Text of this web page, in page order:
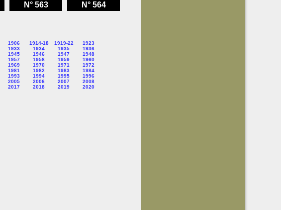
N° 563 N° 564
1906 1914-18 1919-22
1923
1933 1934 1935
1936
1945 1946 1947
1948
1957 1958 1959
1960
1969 1970 1971
1972
1981 1982 1983
1984
1993 1994 1995
1996
2005 2006 2007
2008
2017 2018 2019
2020